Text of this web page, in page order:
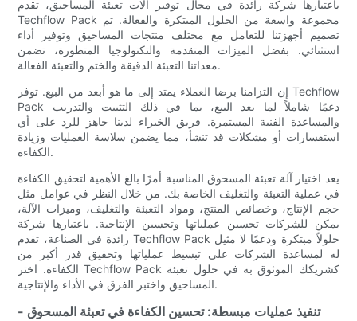
باعتبارها شركة رائدة في مجال توفير آلات تعبئة المساحيق، تقدم
Techflow Pack مجموعة واسعة من الحلول المبتكرة والفعالة. تم
تصميم أجهزتنا للتعامل مع مختلف منتجات المساحيق وتوفير أداء
استثنائي. بفضل الميزات المتقدمة والتكنولوجيا المتطورة، تضمن
معداتنا التعبئة الدقيقة والختم والتعبئة الفعالة.
إن التزامنا برضا العملاء يمتد إلى ما هو أبعد من البيع. توفر Techflow
Pack دعمًا شاملاً لما بعد البيع، بما في ذلك التثبيت والتدريب
والمساعدة الفنية المستمرة. فريق الخبراء لدينا جاهز للرد على أي
استفسارات أو مشكلات قد تنشأ، مما يضمن سلاسة العمليات وزيادة
الكفاءة.
يعد اختيار آلة تعبئة المسحوق المناسبة أمرًا بالغ الأهمية لتحقيق الكفاءة
في عملية التعبئة والتغليف الخاصة بك. من خلال النظر في عوامل مثل
حجم الإنتاج، وخصائص المنتج، ومواد التعبئة والتغليف، وميزات الآلة،
يمكن للشركات تحسين عملياتها وتحسين الإنتاجية. باعتبارها شركة
رائدة في الصناعة، تقدم Techflow Pack حلولاً مبتكرة ودعمًا لا مثيل
له لمساعدة الشركات على تبسيط عملياتها وتحقيق قدر أكبر من
الكفاءة. اختر Techflow Pack كشريكك الموثوق به في حلول تعبئة
المساحيق واختبر الفرق في الأداء والإنتاجية.
- تنفيذ عمليات مبسطة: تحسين الكفاءة في تعبئة المسحوق